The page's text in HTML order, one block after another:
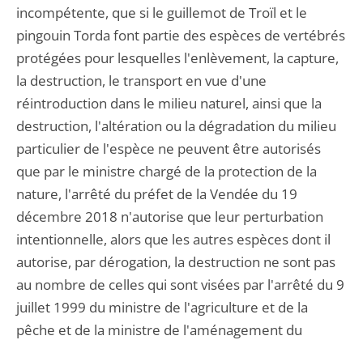
incompétente, que si le guillemot de Troïl et le
pingouin Torda font partie des espèces de vertébrés
protégées pour lesquelles l'enlèvement, la capture,
la destruction, le transport en vue d'une
réintroduction dans le milieu naturel, ainsi que la
destruction, l'altération ou la dégradation du milieu
particulier de l'espèce ne peuvent être autorisés
que par le ministre chargé de la protection de la
nature, l'arrêté du préfet de la Vendée du 19
décembre 2018 n'autorise que leur perturbation
intentionnelle, alors que les autres espèces dont il
autorise, par dérogation, la destruction ne sont pas
au nombre de celles qui sont visées par l'arrêté du 9
juillet 1999 du ministre de l'agriculture et de la
pêche et de la ministre de l'aménagement du